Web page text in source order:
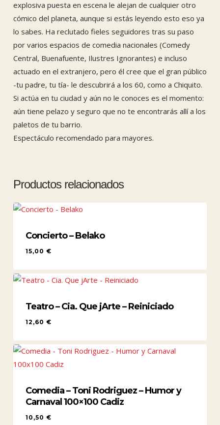
explosiva puesta en escena le alejan de cualquier otro
cómico del planeta, aunque si estás leyendo esto eso ya
lo sabes. Ha reclutado fieles seguidores tras su paso
por varios espacios de comedia nacionales (Comedy
Central, Buenafuente, Ilustres Ignorantes) e incluso
actuado en el extranjero, pero él cree que el gran público
-tu padre, tu tía- le descubrirá a los 60, como a Chiquito.
Si actúa en tu ciudad y aún no le conoces es el momento:
aún tiene pelazo y seguro que no te encontrarás allí a los
paletos de tu barrio.
Espectáculo recomendado para mayores.
Productos relacionados
Concierto – Belako
15,00 €
Teatro – Cia. Que jArte – Reiniciado
12,60 €
Comedia – Toni Rodriguez – Humor y
Carnaval 100×100 Cadiz
10,50 €